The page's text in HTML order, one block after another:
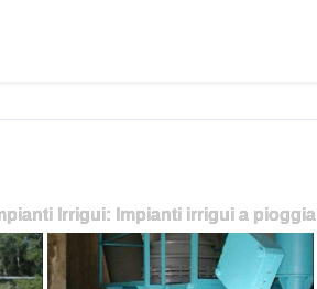
Irrigui: Impianti irrigui a pioggia